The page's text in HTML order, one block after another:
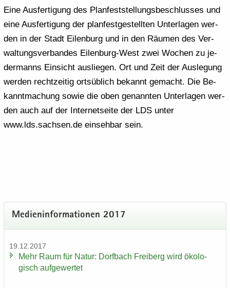
Eine Aus­fer­ti­gung des Plan­fest­stel­lungs­be­schlus­ses und
eine Aus­fer­ti­gung der plan­fest­ge­stell­ten Un­ter­la­gen wer­
den in der Stadt Ei­len­burg und in den Räu­men des Ver­
wal­tungs­ver­ban­des Eilenburg-​West zwei Wo­chen zu je­
der­manns Ein­sicht aus­lie­gen. Ort und Zeit der Aus­le­gung
wer­den recht­zei­tig orts­üb­lich be­kannt ge­macht. Die Be­
kannt­ma­chung sowie die oben ge­nann­ten Un­ter­la­gen wer­
den auch auf der In­ter­net­sei­te der LDS unter
www.lds.sach­sen.de ein­seh­bar sein.
Me­di­en­in­for­ma­tio­nen 2017
19.12.2017
Mehr Raum für Natur: Dorf­bach Frei­berg wird öko­lo­
gisch auf­ge­wer­tet